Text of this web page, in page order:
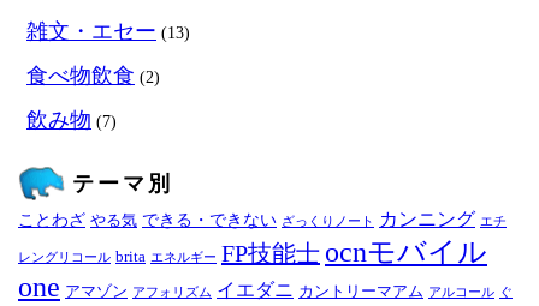
雑文・エセー (13)
食べ物飲食 (2)
飲み物 (7)
テーマ別
ことわざ やる気 できる・できない ざっくりノート カンニング エチ
レングリコール brita エネルギー FP技能士 ocnモバイル
one アマゾン アフォリズム イエダニ カントリーマアム アルコール ぐ